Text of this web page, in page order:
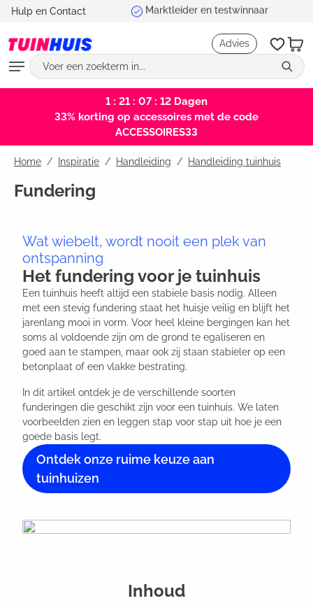
Hulp en Contact Marktleider en testwinnaar
Advies
1 : 21 : 07 : 11Dagen
33% korting op accessoires met de code
ACCESSOIRES33
Home Inspiratie / Handleiding / Handleiding tuinhuis
Fundering
Wat wiebelt, wordt nooit een plek van
ontspanning
Het fundering voor je tuinhuis
Een tuinhuis heeft altijd een stabiele basis nodig. Alleen
met een stevig fundering staat het huisje veilig en blijft het
jarenlang mooi in vorm. Voor heel kleine bergingen kan het
soms al voldoende zijn om de grond te egaliseren en
goed aan te stampen, maar ook zij staan stabieler op een
betonplaat of een vlakke bestrating.
In dit artikel ontdek je de verschillende soorten
funderingen die geschikt zijn voor een tuinhuis. We laten
voorbeelden zien en leggen stap voor stap uit hoe je een
goede basis legt.
Ontdek onze ruime keuze aan
tuinhuizen
Inhoud